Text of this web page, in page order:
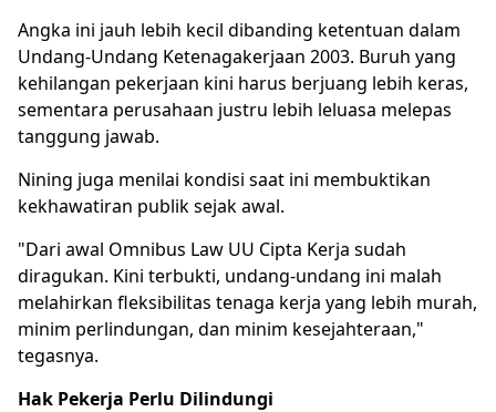
Angka ini jauh lebih kecil dibanding ketentuan dalam
Undang-Undang Ketenagakerjaan 2003. Buruh yang
kehilangan pekerjaan kini harus berjuang lebih keras,
sementara perusahaan justru lebih leluasa melepas
tanggung jawab.
Nining juga menilai kondisi saat ini membuktikan
kekhawatiran publik sejak awal.
"Dari awal Omnibus Law UU Cipta Kerja sudah
diragukan. Kini terbukti, undang-undang ini malah
melahirkan fleksibilitas tenaga kerja yang lebih murah,
minim perlindungan, dan minim kesejahteraan,"
tegasnya.
Hak Pekerja Perlu Dilindungi